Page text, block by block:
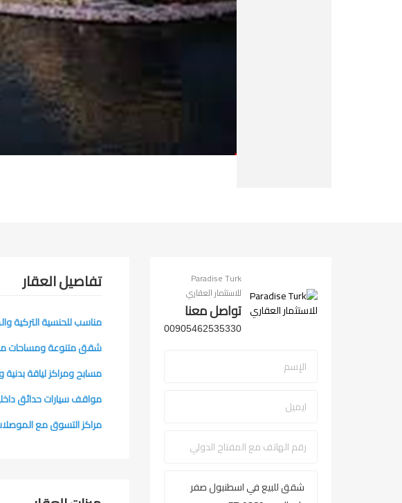
Paradise Turk
للاستثمار العقاري
تواصل معنا
00905462535330
تفاصيل العقار
مناسب للحنسية التركية
شقق متنوعة ومساحات
مسابح ومراكز لياقة
مواقف سيارات حدائق
مراكز التسوق مع